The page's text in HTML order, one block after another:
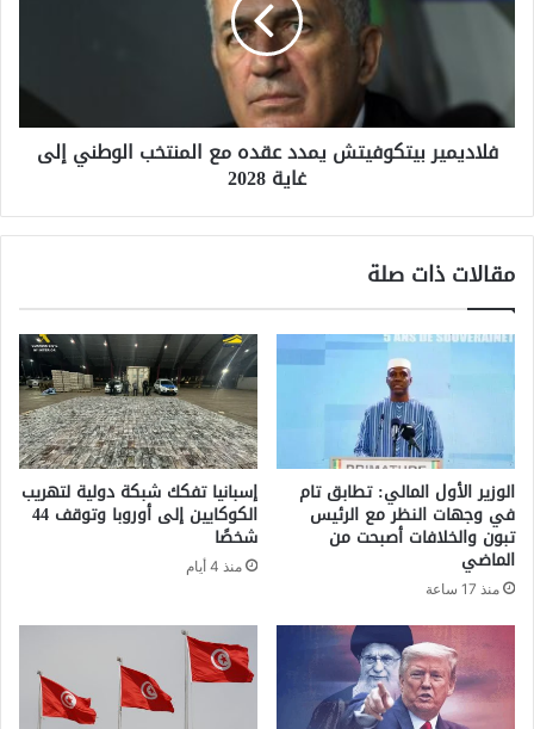
مع
غاية
2028
فلاديمير بيتكوفيتش يمدد عقده مع المنتخب الوطني إلى
غاية 2028
مقالات ذات صلة
الوزير الأول المالي: تطابق تام
في وجهات النظر مع الرئيس
تبون والخلافات أصبحت من
الماضي
منذ 17 ساعة
إسبانيا تفكك شبكة دولية لتهريب
الكوكايين إلى أوروبا وتوقف 44
شخصًا
منذ 4 أيام